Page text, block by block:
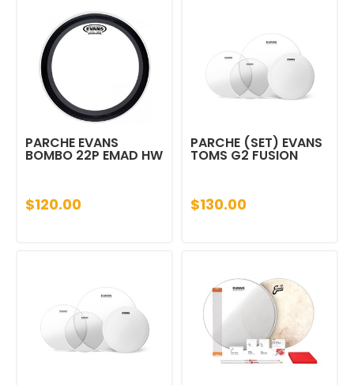
PARCHE EVANS
BOMBO 22P EMAD HW
$120.00
PARCHE (SET) EVANS
TOMS G2 FUSION
$130.00